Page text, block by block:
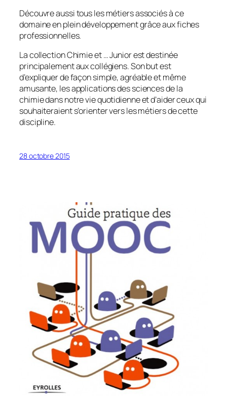
Découvre aussi tous les métiers associés à ce
domaine en plein développement grâce aux fiches
professionnelles.
La collection Chimie et … Junior est destinée
principalement aux collégiens. Son but est
d’expliquer de façon simple, agréable et même
amusante, les applications des sciences de la
chimie dans notre vie quotidienne et d’aider ceux qui
souhaiteraient s’orienter vers les métiers de cette
discipline.
28 octobre 2015